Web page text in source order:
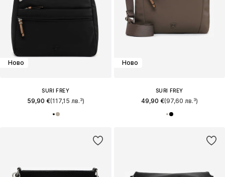
Ново
SURI FREY
59,90 €(117,15 лв.³)
Ново
SURI FREY
49,90 €(97,60 лв.³)